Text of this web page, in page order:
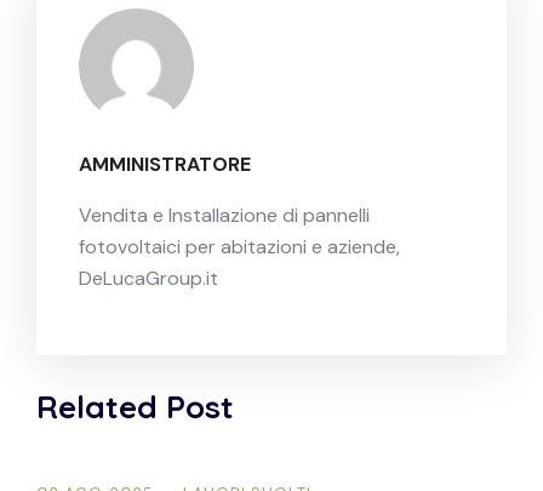
AMMINISTRATORE
Vendita e Installazione di pannelli
fotovoltaici per abitazioni e aziende,
DeLucaGroup.it
Related Post